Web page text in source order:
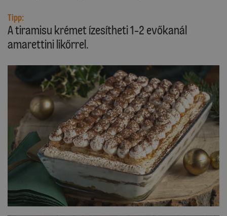
Tipp:
A tiramisu krémet ízesítheti 1-2 evőkanál
amarettini likőrrel.